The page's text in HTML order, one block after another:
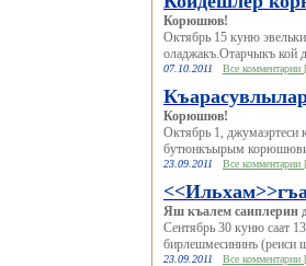
Корюшюв!
Октябрь 15 куню
оладжакъ.Отарчыкъ кой
07.10.2011 Все комментарии
Корюшюв!
Октябрь 1, джумаэртеси
бутюнкъырым
23.09.2011 Все комментарии
Яш къалем саиплерин
Сентябрь 30 куню саат
бирлешмесининъ (реиси
23.09.2011 Все комментарии